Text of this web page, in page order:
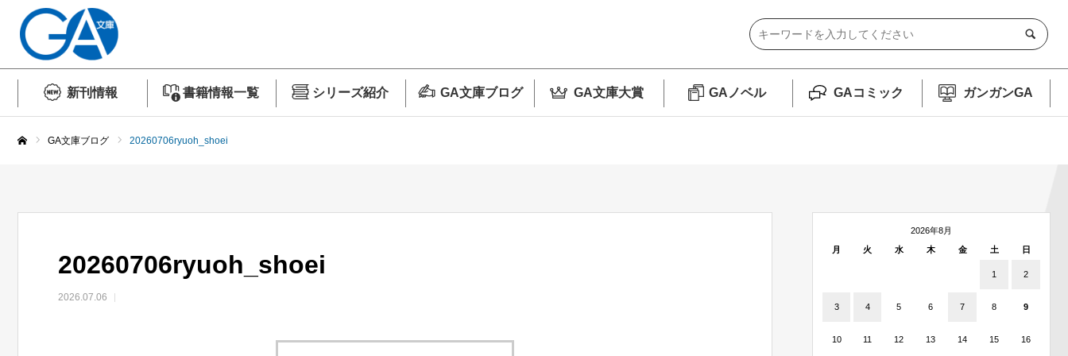
新刊情報 書籍情報一覧 シリーズ紹介 GA文庫ブログ GA文庫大賞 GAノベル GAコミック ガンガンGA
GA文庫ブログ 20260706ryuoh_shoei
20260706ryuoh_shoei
2026.07.06
2026年8月
月
火 水 木 金 土 日
1 2
3 4 5 6 7 8 9
10 11 12 13 14 15 16